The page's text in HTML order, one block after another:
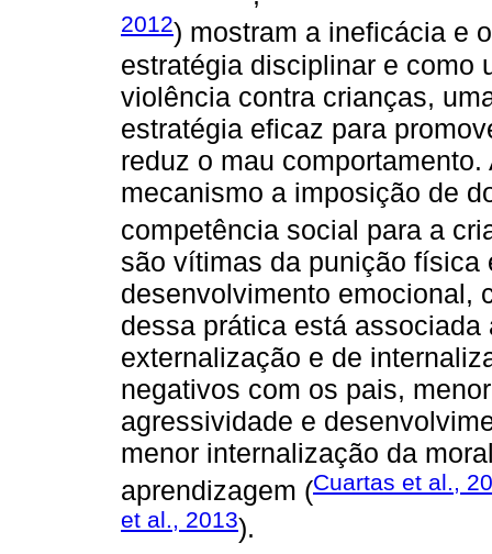
2012) mostram a ineficácia e
estratégia disciplinar e como
violência contra crianças,
estratégia eficaz para
reduz o mau
mecanismo a imposição de
competência social para a
são vítimas da punição
desenvolvimento emocional,
dessa prática está
externalização e de
negativos com os pais,
agressividade e
menor internalização da
aprendizagem (Cuartas et al.,
et al., 2013).